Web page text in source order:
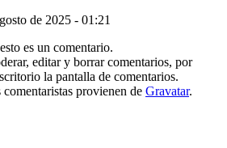
de 2025 - 01:21
es un comentario.
editar y borrar comentarios, por
la pantalla de comentarios.
provienen de Gravatar.